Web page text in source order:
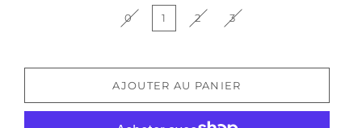
0 1 2 3
AJOUTER AU PANIER